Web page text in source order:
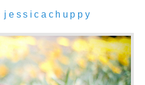
jessicachuppy